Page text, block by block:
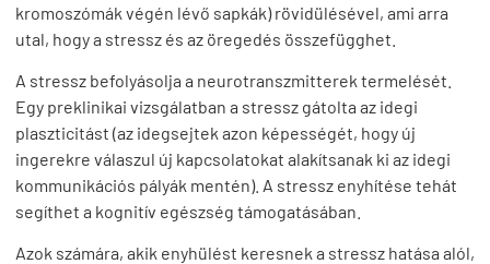
kromoszómák végén lévő sapkák) rövidülésével, ami arra
utal, hogy a stressz és az öregedés összefügghet.
A stressz befolyásolja a neurotranszmitterek termelését.
Egy preklinikai vizsgálatban a stressz gátolta az idegi
plaszticitást (az idegsejtek azon képességét, hogy új
ingerekre válaszul új kapcsolatokat alakítsanak ki az idegi
kommunikációs pályák mentén). A stressz enyhítése tehát
segíthet a kognitív egészség támogatásában.
Azok számára, akik enyhülést keresnek a stressz hatása alól,